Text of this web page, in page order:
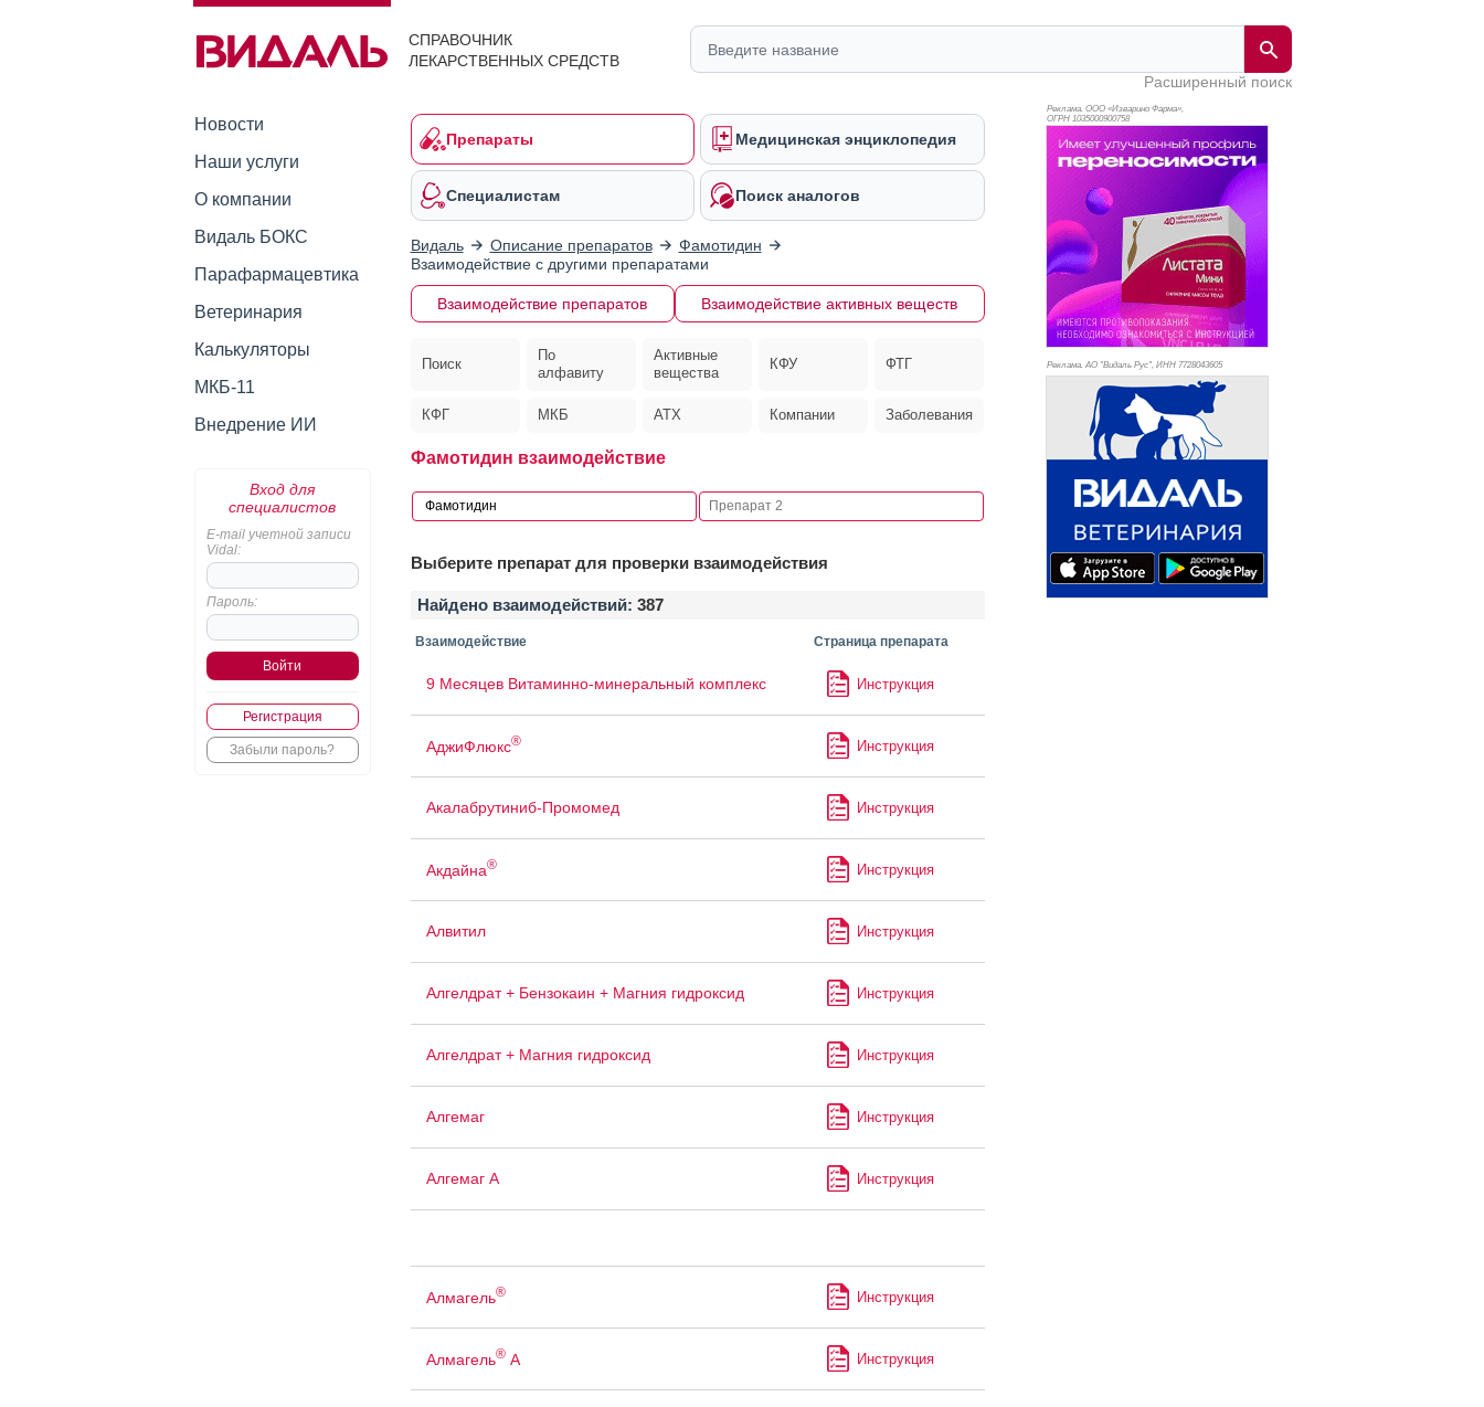
СПРАВОЧНИК
ЛЕКАРСТВЕННЫХ СРЕДСТВ
Расширенный поиск
Новости
Наши услуги
О компании
Видаль БОКС
Парафармацевтика
Ветеринария
Калькуляторы
МКБ-11
Внедрение ИИ
Вход для
специалистов
E-mail учетной записи
Vidal:
Пароль:
Регистрация
Забыли пароль?
Препараты Медицинская энциклопедия
Специалистам Поиск аналогов
Видаль Описание препаратов
Фамотидин
Взаимодействие с другими препаратами
Взаимодействие препаратов Взаимодействие активных веществ
Поиск
По
алфавиту
Активные
вещества
КФУ ФТГ
КФГ МКБ АТХ Компании Заболевания
Фамотидин взаимодействие
Выберите препарат для проверки взаимодействия
Найдено взаимодействий: 387
Взаимодействие Страница препарата
9 Месяцев Витаминно-минеральный комплекс Инструкция
АджиФлюкс® Инструкция
Акалабрутиниб-Промомед Инструкция
Акдайна® Инструкция
Алвитил Инструкция
Алгелдрат + Бензокаин + Магния гидроксид Инструкция
Алгелдрат + Магния гидроксид Инструкция
Алгемаг Инструкция
Алгемаг А Инструкция
Алмагель® Инструкция
Алмагель®А Инструкция
Реклама. ООО «Изварино Фарма»,
ОГРН 1035000900758
Реклама. АО "Видаль Рус", ИНН 7728043605